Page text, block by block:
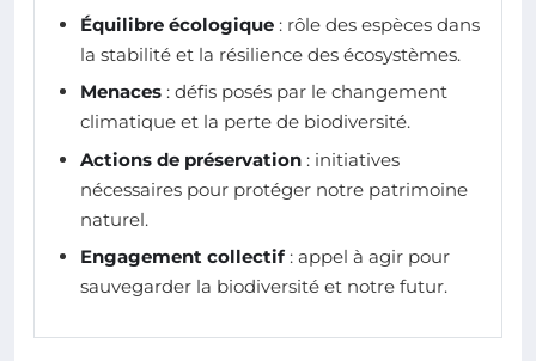
Équilibre écologique : rôle des espèces dans
la stabilité et la résilience des écosystèmes.
Menaces : défis posés par le changement
climatique et la perte de biodiversité.
Actions de préservation : initiatives
nécessaires pour protéger notre patrimoine
naturel.
Engagement collectif: appel à agir pour
sauvegarder la biodiversité et notre futur.